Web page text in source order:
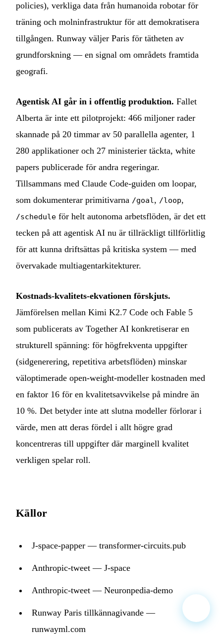
policies), verkliga data från humanoida robotar för
träning och molninfrastruktur för att demokratisera
tillgången. Runway väljer Paris för tätheten av
grundforskning — en signal om områdets framtida
geografi.
Agentisk AI går in i offentlig produktion. Fallet
Alberta är inte ett pilotprojekt: 466 miljoner rader
skannade på 20 timmar av 50 parallella agenter, 1
280 applikationer och 27 ministerier täckta, white
papers publicerade för andra regeringar.
Tillsammans med Claude Code-guiden om loopar,
som dokumenterar primitivarna /goal , /loop,
/schedule för helt autonoma arbetsflöden, är det ett
tecken på att agentisk AI nu är tillräckligt tillförlitlig
för att kunna driftsättas på kritiska system — med
övervakade multiagentarkitekturer.
Kostnads-kvalitets-ekvationen förskjuts.
Jämförelsen mellan Kimi K2.7 Code och Fable 5
som publicerats av Together AI konkretiserar en
strukturell spänning: för högfrekventa uppgifter
(sidgenerering, repetitiva arbetsflöden) minskar
väloptimerade open-weight-modeller kostnaden med
en faktor 16 för en kvalitetsavvikelse på mindre än
10 %. Det betyder inte att slutna modeller förlorar i
värde, men att deras fördel i allt högre grad
koncentreras till uppgifter där marginell kvalitet
verkligen spelar roll.
Källor
J-space-papper — transformer-circuits.pub
Anthropic-tweet — J-space
Anthropic-tweet — Neuronpedia-demo
Runway Paris tillkännagivande —
runwayml.com